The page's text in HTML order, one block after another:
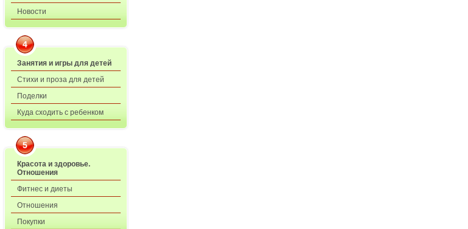
Новости
4
Занятия и игры для детей
Стихи и проза для детей
Поделки
Куда сходить с ребенком
5
Красота и здоровье.
Отношения
Фитнес и диеты
Отношения
Покупки